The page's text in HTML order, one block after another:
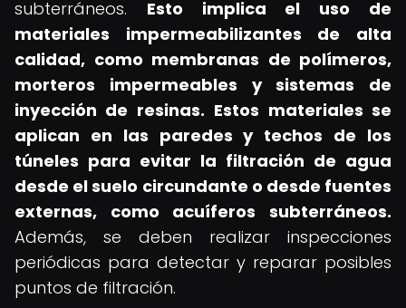
subterráneos. Esto implica el uso de
materiales impermeabilizantes de alta
calidad, como membranas de polímeros,
morteros impermeables y sistemas de
inyección de resinas. Estos materiales se
aplican en las paredes y techos de los
túneles para evitar la filtración de agua
desde el suelo circundante o desde fuentes
externas, como acuíferos subterráneos.
Además, se deben realizar inspecciones
periódicas para detectar y reparar posibles
puntos de filtración.